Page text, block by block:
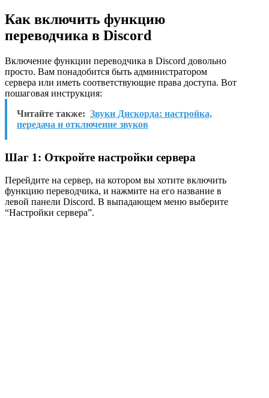
Как включить функцию
переводчика в Discord
Включение функции переводчика в Discord довольно
просто. Вам понадобится быть администратором
сервера или иметь соответствующие права доступа. Вот
пошаговая инструкция:
Читайте также: Звуки Дискорда: настройка,
передача и отключение звуков
Шаг 1: Откройте настройки сервера
Перейдите на сервер, на котором вы хотите включить
функцию переводчика, и нажмите на его название в
левой панели Discord. В выпадающем меню выберите
“Настройки сервера”.